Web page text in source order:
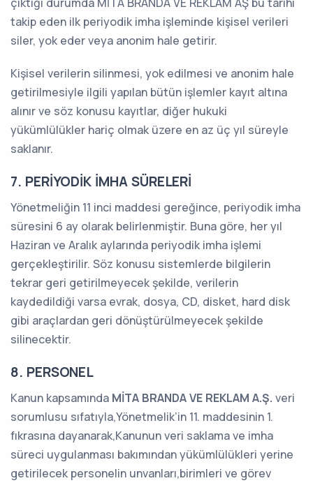
takip eden ilk periyodik imha işleminde kişisel verileri
siler, yok eder veya anonim hale getirir.
Kişisel verilerin silinmesi, yok edilmesi ve anonim hale
getirilmesiyle ilgili yapılan bütün işlemler kayıt altına
alınır ve söz konusu kayıtlar, diğer hukuki
yükümlülükler hariç olmak üzere en az üç yıl süreyle
saklanır.
7. PERİYODİK İMHA SÜRELERİ
Yönetmeliğin 11 inci maddesi gereğince, periyodik imha
süresini 6 ay olarak belirlenmiştir. Buna göre, her yıl
Haziran ve Aralık aylarında periyodik imha işlemi
gerçekleştirilir. Söz konusu sistemlerde bilgilerin
tekrar geri getirilmeyecek şekilde, verilerin
kaydedildiği varsa evrak, dosya, CD, disket, hard disk
gibi araçlardan geri dönüştürülmeyecek şekilde
silinecektir.
8. PERSONEL
Kanun kapsamında MİTA BRANDA VE REKLAM A.Ş. veri
sorumlusu sıfatıyla,Yönetmelik’in 11. maddesinin 1.
fıkrasına dayanarak,Kanunun veri saklama ve imha
süreci uygulanması bakımından yükümlülükleri yerine
getirilecek personelin unvanları,birimleri ve görev